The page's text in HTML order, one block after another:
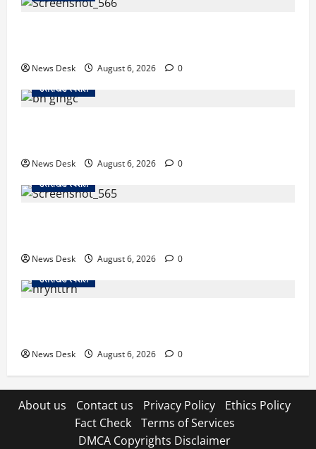
News Desk August 6, 2026
0
उत्तराखंड स्पेशल
News Desk August 6, 2026
0
उत्तराखंड स्पेशल
News Desk August 6, 2026
0
उत्तराखंड स्पेशल
News Desk August 6, 2026 0
About us Contact us Privacy Policy
Ethics Policy
Fact Check
Terms of Services
DMCA Copyrights Disclaimer